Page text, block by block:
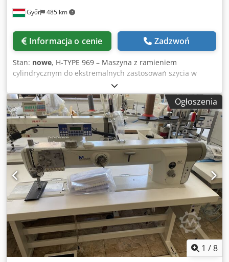
Győr 485 km
Informacja o cenie Zadzwoń
Stan: nowe, H-TYPE 969 – Maszyna z ramieniem
cylindrycznym do ekstremalnych zastosowań szycia w
wersji PURE Dsdpfx Asyay N Depveck Durkopp Adler 967-
100080 PURE
Ogłoszenia
1 /8